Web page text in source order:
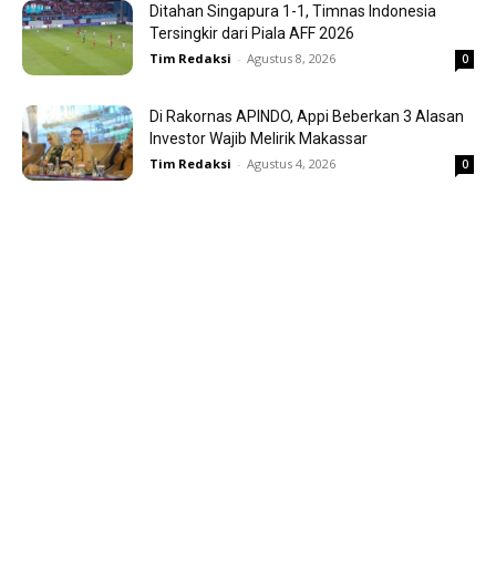
Ditahan Singapura 1-1, Timnas Indonesia
Tersingkir dari Piala AFF 2026
Tim Redaksi - Agustus 8, 2026 0
Di Rakornas APINDO, Appi Beberkan 3 Alasan
Investor Wajib Melirik Makassar
Tim Redaksi - Agustus 4, 2026 0